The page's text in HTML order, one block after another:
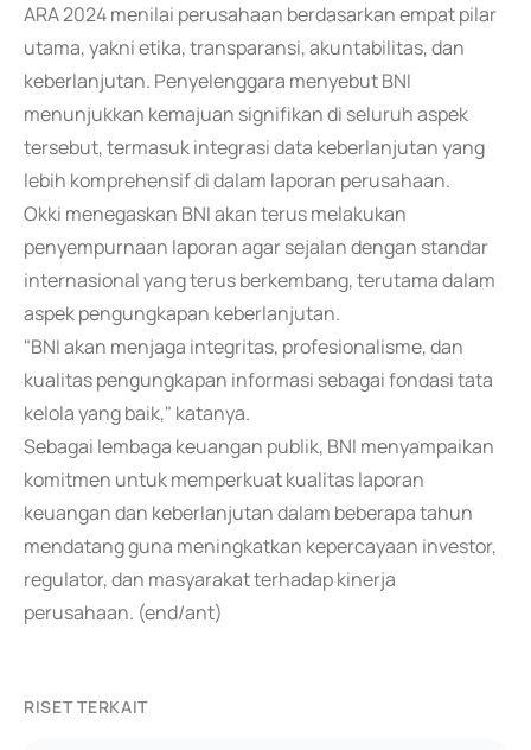
ARA 2024 menilai perusahaan berdasarkan empat pilar
utama, yakni etika, transparansi, akuntabilitas, dan
keberlanjutan. Penyelenggara menyebut BNI
menunjukkan kemajuan signifikan di seluruh aspek
tersebut, termasuk integrasi data keberlanjutan yang
lebih komprehensif di dalam laporan perusahaan.
Okki menegaskan BNI akan terus melakukan
penyempurnaan laporan agar sejalan dengan standar
internasional yang terus berkembang, terutama dalam
aspek pengungkapan keberlanjutan.
"BNI akan menjaga integritas, profesionalisme, dan
kualitas pengungkapan informasi sebagai fondasi tata
kelola yang baik," katanya.
Sebagai lembaga keuangan publik, BNI menyampaikan
komitmen untuk memperkuat kualitas laporan
keuangan dan keberlanjutan dalam beberapa tahun
mendatang guna meningkatkan kepercayaan investor,
regulator, dan masyarakat terhadap kinerja
perusahaan. (end/ant)
RISET TERKAIT